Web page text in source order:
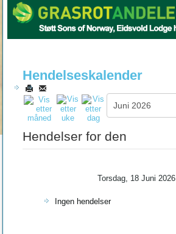
Hendelseskalender
Hendelser for den
Torsdag, 18 Juni 2026
Ingen hendelser